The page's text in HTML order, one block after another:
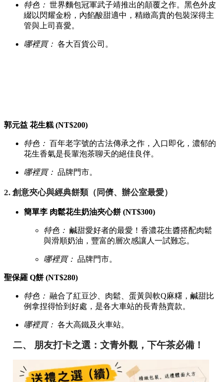
特色： 世界麵包冠軍武子靖推出的顛覆之作。黑色外皮
綴以閃耀金粉，內餡酸甜適中，精緻高貴的包裝深得主
管與上司喜愛。
哪裡買： 各大百貨公司。
郭元益 花生糕 (NT$200)
特色： 百年老字號的古法傳承之作，入口即化，濃郁的
花生香氣是長輩泡茶聊天的絕佳良伴。
哪裡買： 品牌門市。
2. 創意夾心與經典餅類（同儕、辦公室最愛）
簡單李 肉鬆花生奶油夾心餅 (NT$300)
特色： 鹹甜愛好者的最愛！香濃花生醬搭配肉鬆
與滑順奶油，豐富的層次感讓人一試難忘。
哪裡買： 品牌門市。
聖保羅 Q餅 (NT$280)
特色： 融合了紅豆沙、肉鬆、蛋黃與軟Q麻糬，鹹甜比
例拿捏得恰到好處，是各大車站的長青熱賣款。
哪裡買： 各大高鐵及火車站。
二、 朋友打卡之選：文青外觀，下午茶必備！